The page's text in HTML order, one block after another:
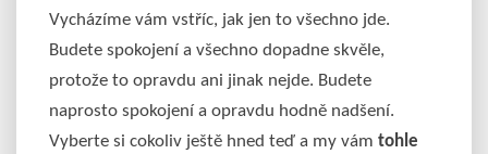
Vycházíme vám vstříc, jak jen to všechno jde.
Budete spokojení a všechno dopadne skvěle,
protože to opravdu ani jinak nejde. Budete
naprosto spokojení a opravdu hodně nadšení.
Vyberte si cokoliv ještě hned teď a my vám tohle